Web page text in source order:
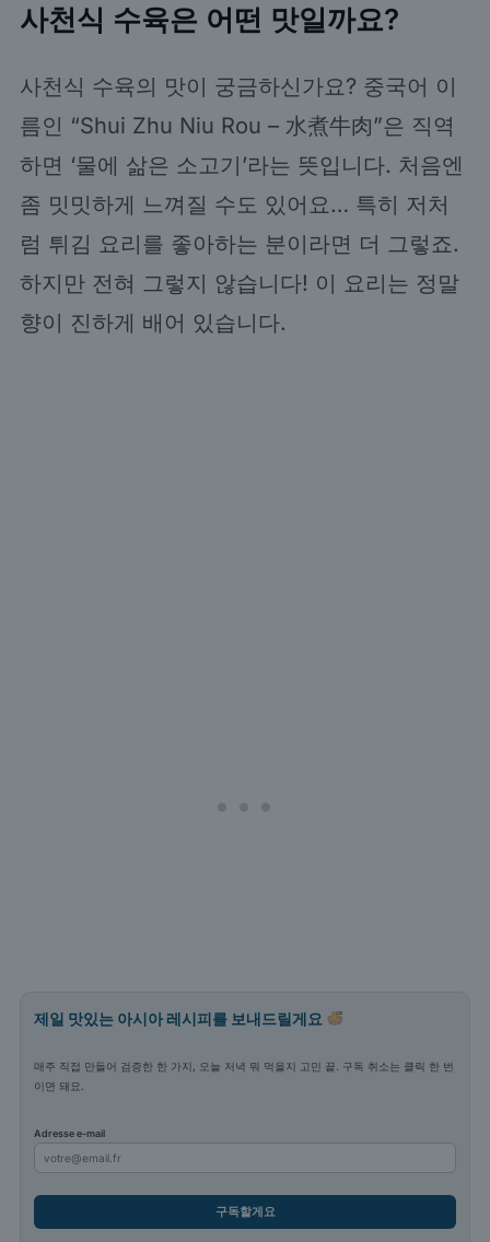
사천식 수육은 어떤 맛일까요?
사천식 수육의 맛이 궁금하신가요? 중국어 이
름인 “Shui Zhu Niu Rou – 水煮牛肉”은 직역
하면 ‘물에 삶은 소고기’라는 뜻입니다. 처음엔
좀 밋밋하게 느껴질 수도 있어요… 특히 저처
럼 튀김 요리를 좋아하는 분이라면 더 그렇죠.
하지만 전혀 그렇지 않습니다! 이 요리는 정말
향이 진하게 배어 있습니다.
제일 맛있는 아시아 레시피를 보내드릴게요
매주 직접 만들어 검증한 한 가지, 오늘 저녁 뭐 먹을지 고민 끝. 구독 취소는 클릭 한 번
이면 돼요.
Adresse e-mail
구독할게요